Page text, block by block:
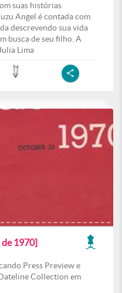
suas histórias
Angel é contada com
descrevendo sua vida
busca de seu filho. A
Lima
1970]
Press Preview e
Collection em